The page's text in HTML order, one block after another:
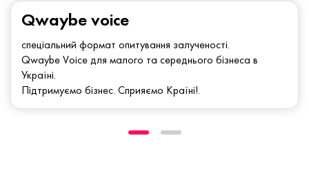
Qwaybe voice
спеціальний формат опитування залученості.
Qwaybe Voice для малого та середнього бізнеса в
Україні.
Підтримуємо бізнес. Сприяємо Країні!.